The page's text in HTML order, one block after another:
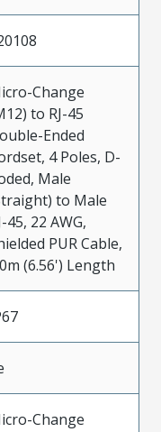
Change
to RJ-45
Ended
4 Poles, D-
Male
to Male
45, 22 AWG,
PUR Cable,
(6.56') Length
Change